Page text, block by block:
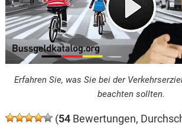
Erfahren Sie, was Sie bei der
beachten sollten.
(54Bewertungen,